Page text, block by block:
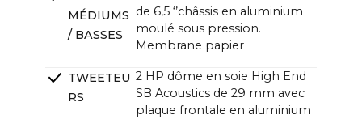
MÉDIUMS
/ BASSES
de 6,5 ‘’châssis en aluminium
moulé sous pression.
Membrane papier
TWEETEU
RS
2 HP dôme en soie High End
SB Acoustics de 29 mm avec
plaque frontale en aluminium